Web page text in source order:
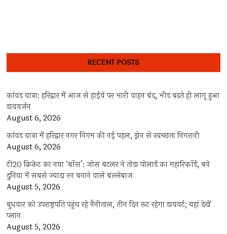
RECENT POSTS
कांवड़ यात्रा: हरिद्वार में आज से हाईवे पर भारी वाहन बंद, भीड़ बढ़ते ही लागू हुआ
डायवर्जन
August 6, 2026
कांवड़ यात्रा में हरिद्वार नगर निगम की नई पहल, ड्रोन से स्वच्छता निगरानी
August 6, 2026
टी20 क्रिकेट का नया ‘बॉस’: जोस बटलर ने तोड़ा पोलार्ड का महारिकॉर्ड, बने
दुनिया में सबसे ज्यादा रन बनाने वाले बल्लेबाज
August 5, 2026
बुधवार को उपराष्ट्रपति पहुंच रहे नैनीताल, तीन दिन रूट रहेगा डायवर्ट; यहां देखें
प्‍लान
August 5, 2026